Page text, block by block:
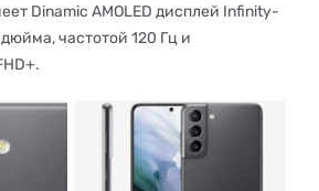
Dinamic AMOLED дисплей Infinity-
частотой 120 Гц и